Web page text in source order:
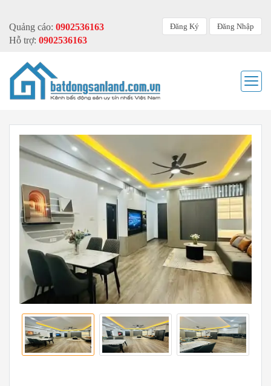
Quảng cáo: 0902536163
Hỗ trợ: 0902536163
Đăng Ký Đăng Nhập